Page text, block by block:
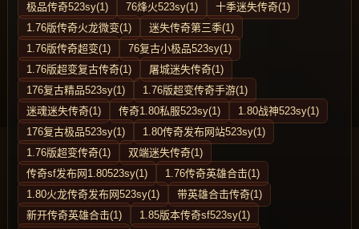
极品传奇523sy(1) 76烽火523sy(1)
十季迷失传奇(1)
1.76版传奇火龙微变(1)
迷失传奇第三季(1)
1.76版传奇超变(1)
76复古小极品523sy(1)
1.76版超变复古传奇(1)
屠城迷失传奇(1)
176复古精品523sy(1)
1.76版超变传奇手游(1)
迷魂迷失传奇(1)
传奇1.80私服523sy(1)
1.80战神523sy(1)
176复古极品523sy(1)
1.80传奇发布网站523sy(1)
1.76版超变传奇(1)
双端迷失传奇(1)
传奇sf发布网1.80523sy(1)
1.76传奇英雄合击(1)
1.80火龙传奇发布网523sy(1)
带英雄合击传奇(1)
新开传奇英雄合击(1)
1.85版本传奇sf523sy(1)